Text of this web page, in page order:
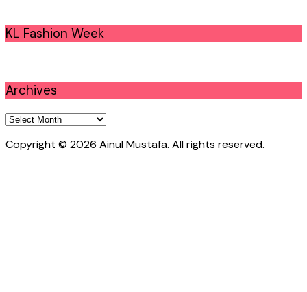
KL Fashion Week
Archives
Archives
Copyright © 2026 Ainul Mustafa. All rights reserved.